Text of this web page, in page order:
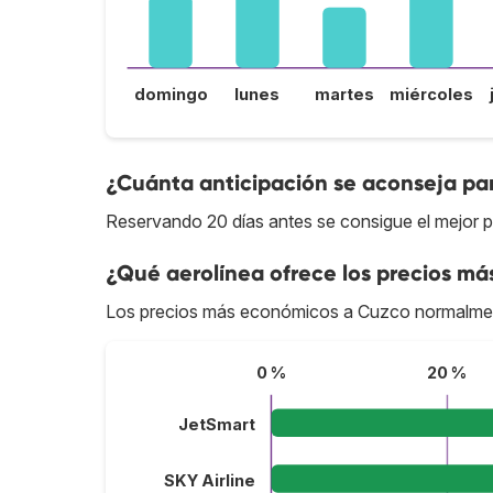
domingo lunes martes miércoles
¿Cuánta anticipación se aconseja
Reservando 20 días antes se consigue el mejor
¿Qué aerolínea ofrece los precios
Los precios más económicos a Cuzco
0 % 20 %
JetSmart
SKY Airline